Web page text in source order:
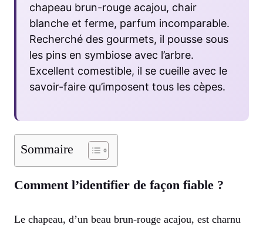
chapeau brun-rouge acajou, chair
blanche et ferme, parfum incomparable.
Recherché des gourmets, il pousse sous
les pins en symbiose avec l’arbre.
Excellent comestible, il se cueille avec le
savoir-faire qu’imposent tous les cèpes.
Sommaire
Comment l’identifier de façon fiable ?
Le chapeau, d’un beau brun-rouge acajou, est charnu